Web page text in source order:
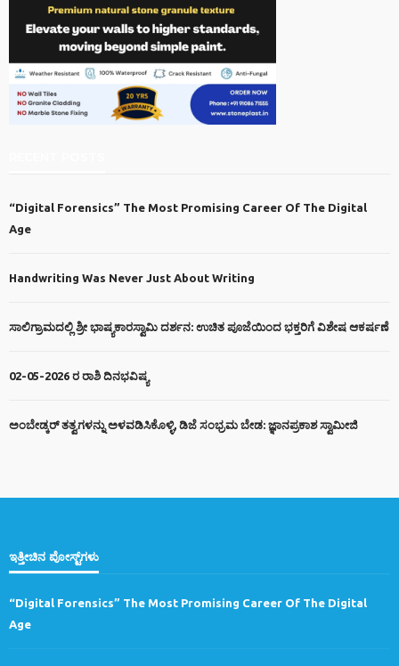
“Digital Forensics” The Most Promising Career Of The Digital
Age
Handwriting Was Never Just About Writing
ಸಾಲಿಗ್ರಾಮದಲ್ಲಿ ಶ್ರೀ ಭಾಷ್ಯಕಾರಸ್ವಾಮಿ ದರ್ಶನ: ಉಚಿತ ಪೂಜೆಯಿಂದ ಭಕ್ತರಿಗೆ ವಿಶೇಷ ಆಕರ್ಷಣೆ
02-05-2026 ರ ರಾಶಿ ದಿನಭವಿಷ್ಯ
ಅಂಬೇಡ್ಕರ್ ತತ್ವಗಳನ್ನು ಅಳವಡಿಸಿಕೊಳ್ಳಿ, ಡಿಜೆ ಸಂಭ್ರಮ ಬೇಡ: ಜ್ಞಾನಪ್ರಕಾಶ ಸ್ವಾಮೀಜಿ
ಇತ್ತೀಚಿನ ಪೋಸ್ಟ್‌ಗಳು
“Digital Forensics” The Most Promising Career Of The Digital
Age